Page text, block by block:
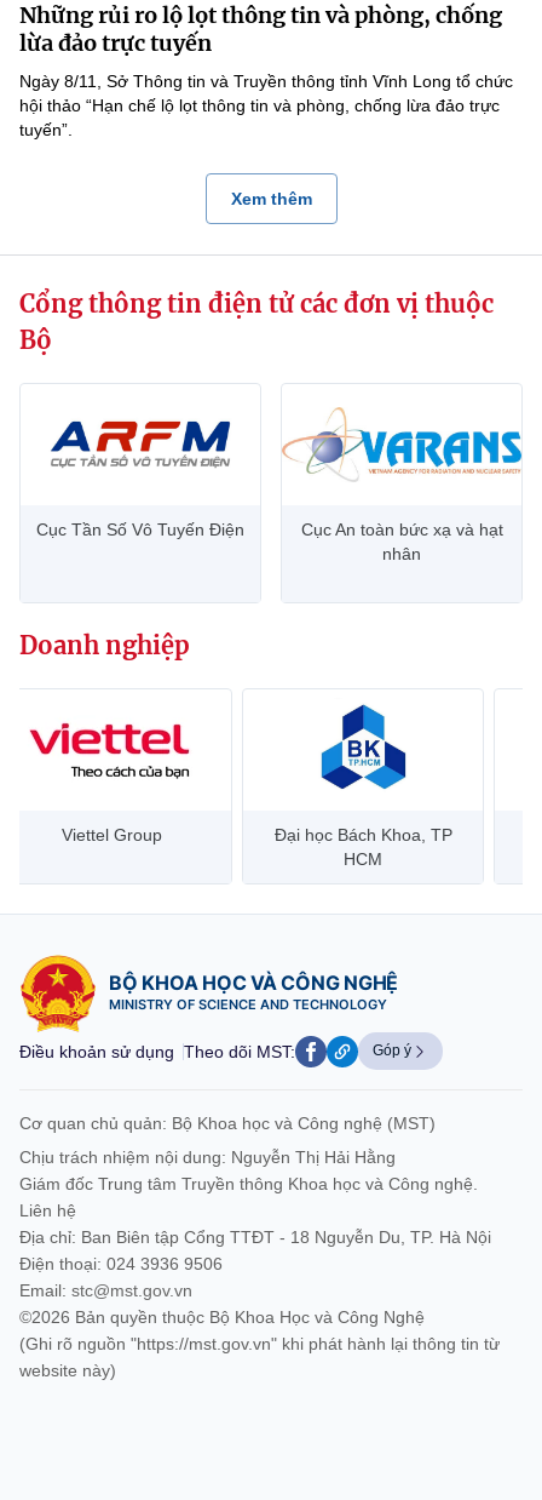
Những rủi ro lộ lọt thông tin và phòng, chống
lừa đảo trực tuyến
Ngày 8/11, Sở Thông tin và Truyền thông tỉnh Vĩnh Long tổ chức
hội thảo “Hạn chế lộ lọt thông tin và phòng, chống lừa đảo trực
tuyến”.
Xem thêm
Cổng thông tin điện tử các đơn vị thuộc
Bộ
Cục Tần Số Vô Tuyến Điện
Cục An toàn bức xạ và hạt
nhân
Doanh nghiệp
Viettel Group
Đại học Bách Khoa, TP
HCM
BỘ KHOA HỌC VÀ CÔNG NGHỆ
MINISTRY OF SCIENCE AND TECHNOLOGY
Điều khoản sử dụng Theo dõi MST: Góp ý
Cơ quan chủ quản: Bộ Khoa học và Công nghệ (MST)
Chịu trách nhiệm nội dung: Nguyễn Thị Hải Hằng
Giám đốc Trung tâm Truyền thông Khoa học và Công nghệ.
Liên hệ
Địa chỉ: Ban Biên tập Cổng TTĐT - 18 Nguyễn Du, TP. Hà Nội
Điện thoại: 024 3936 9506
Email: stc@mst.gov.vn
©2026 Bản quyền thuộc Bộ Khoa Học và Công Nghệ
(Ghi rõ nguồn "https://mst.gov.vn" khi phát hành lại thông tin từ
website này)